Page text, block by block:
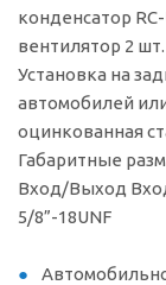
конденсатор
вентилятор 2 шт.
Установка на
автомобилей
оцинкованная
Габаритные
Вход/Выход
5/8”-18UNF